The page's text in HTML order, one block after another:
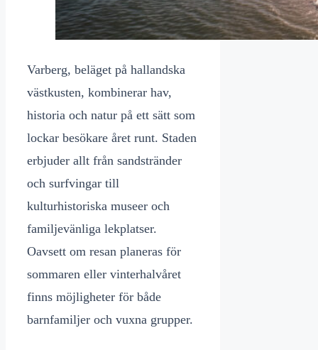
Varberg, beläget på hallandska
västkusten, kombinerar hav,
historia och natur på ett sätt som
lockar besökare året runt. Staden
erbjuder allt från sandstränder
och surfvingar till
kulturhistoriska museer och
familjevänliga lekplatser.
Oavsett om resan planeras för
sommaren eller vinterhalvåret
finns möjligheter för både
barnfamiljer och vuxna grupper.